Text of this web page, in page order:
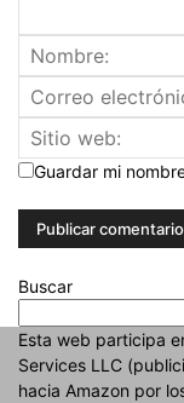
Guardar mi
Buscar
Esta web participa
Services LLC
hacia Amazon por